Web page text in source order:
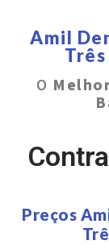
Amil
O
Preços